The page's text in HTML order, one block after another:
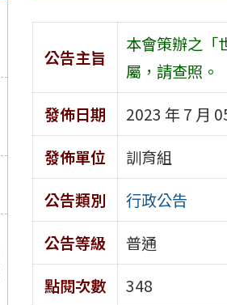
公告主旨
本會策辦之「
屬，請查照。
發佈日期
2023 年 7 月
發佈單位
訓育組
公告類別
行政公告
公告等級
普通
點閱次數
348